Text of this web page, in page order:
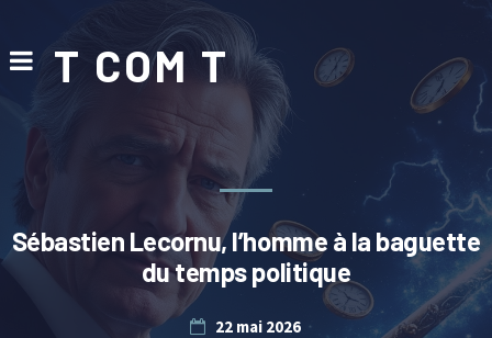
T COM T
Sébastien Lecornu, l’homme à la baguette
du temps politique
22 mai 2026